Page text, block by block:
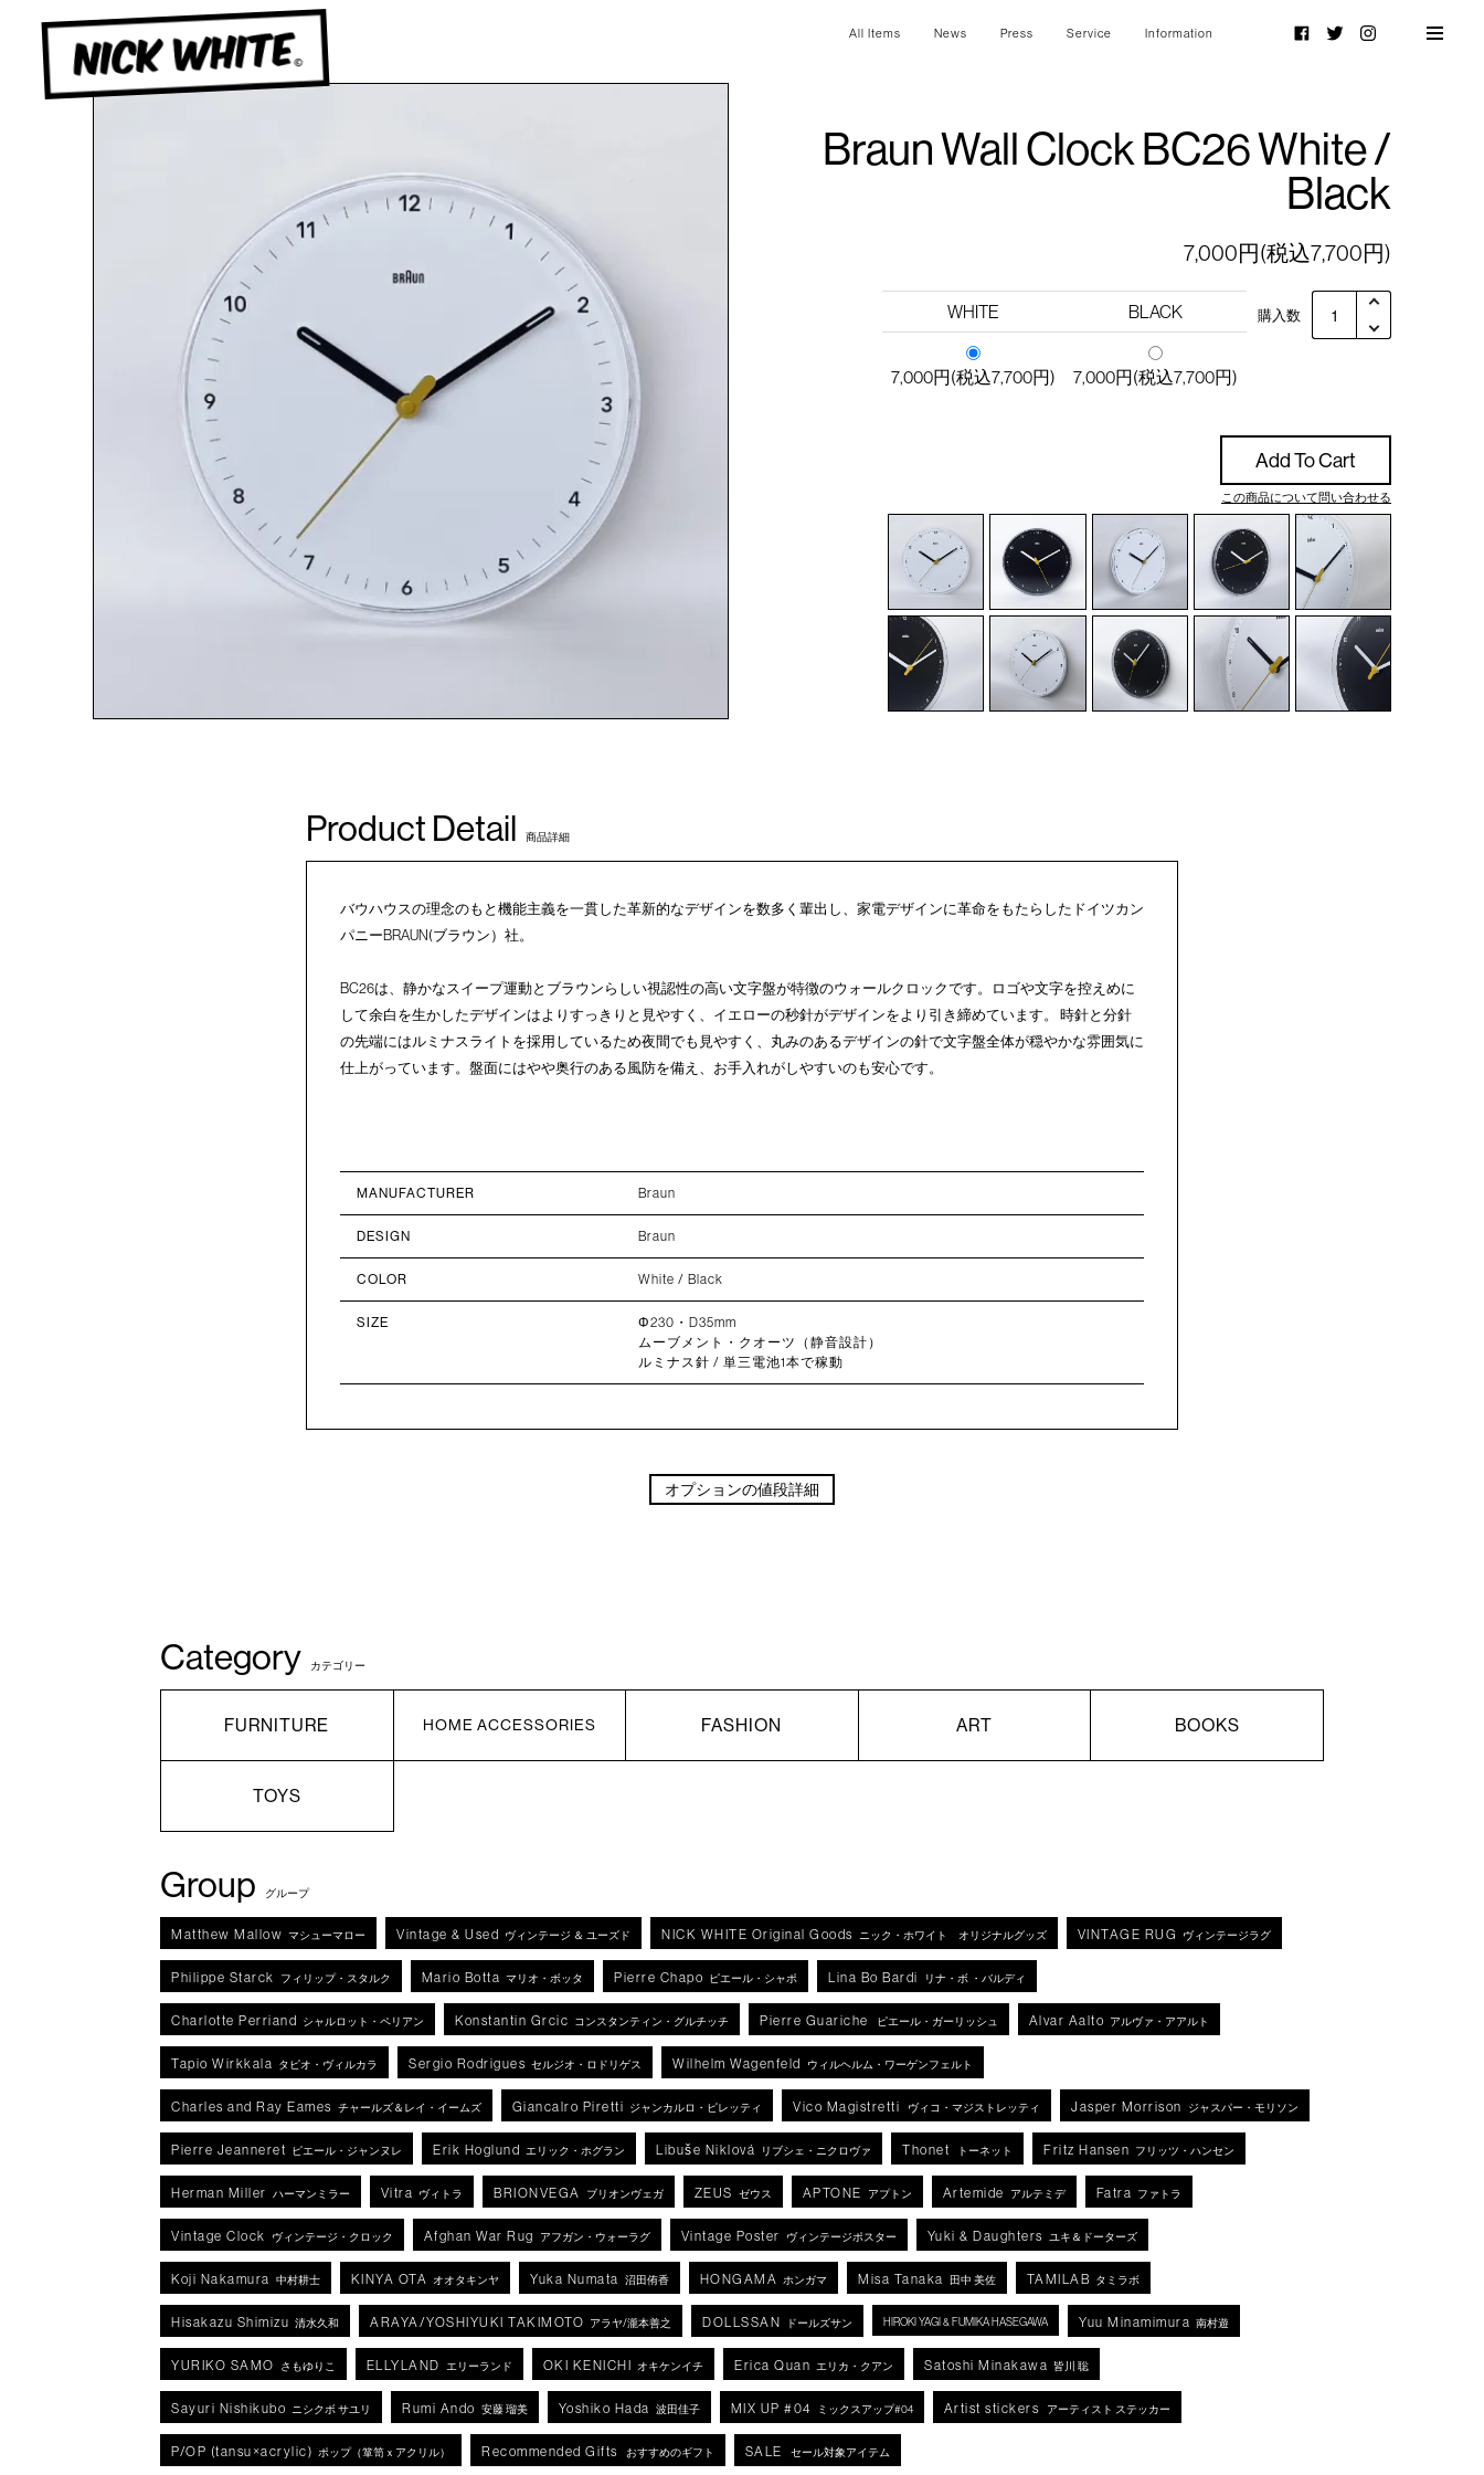
All Items News Press Service Information
Braun Wall Clock BC26 White /
Black
7,000円(税込7,700円)
WHITE BLACK
7,000円(税込7,700円) 7,000円(税込7,700円)
購入数
Add To Cart
この商品について問い合わせる
Product Detail 商品詳細
バウハウスの理念のもと機能主義を一貫した革新的なデザインを数多く輩出し、家電デザインに革命をもたらしたドイツカン
パニーBRAUN(ブラウン）社。
BC26は、静かなスイープ運動とブラウンらしい視認性の高い文字盤が特徴のウォールクロックです。ロゴや文字を控えめに
して余白を生かしたデザインはよりすっきりと見やすく、イエローの秒針がデザインをより引き締めています。 時針と分針
の先端にはルミナスライトを採用しているため夜間でも見やすく、丸みのあるデザインの針で文字盤全体が穏やかな雰囲気に
仕上がっています。盤面にはやや奥行のある風防を備え、お手入れがしやすいのも安心です。
MANUFACTURER Braun
DESIGN Braun
COLOR White / Black
SIZE
Φ230・D35mm
ムーブメント・クオーツ（静音設計）
ルミナス針 / 単三電池1本で稼動
オプションの値段詳細
Category カテゴリー
FURNITURE HOME ACCESSORIES FASHION ART BOOKS
TOYS
Group グループ
Matthew Mallow マシューマロー Vintage & Used ヴィンテージ ＆ ユーズド NICK WHITE Original Goods ニック・ホワイト オリジナルグッズ VINTAGE RUG ヴィンテージラグ
Philippe Starck フィリップ・スタルク Mario Botta マリオ・ボッタ Pierre Chapo ピエール・シャポ Lina Bo Bardi リナ・ボ ・バルディ
Charlotte Perriand シャルロット・ペリアン Konstantin Grcic コンスタンティン・グルチッチ Pierre Guariche ピエール・ガーリッシュ Alvar Aalto アルヴァ・アアルト
Tapio Wirkkala タピオ・ヴィルカラ Sergio Rodrigues セルジオ・ロドリゲス Wilhelm Wagenfeld ウィルヘルム・ワーゲンフェルト
Charles and Ray Eames チャールズ＆レイ・イームズ Giancalro Piretti ジャンカルロ・ピレッティ Vico Magistretti ヴィコ・マジストレッティ Jasper Morrison ジャスパー・モリソン
Pierre Jeanneret ピエール・ジャンヌレ Erik Hoglund エリック・ホグラン Libuše Niklová リブシェ・ニクロヴァ Thonet トーネット Fritz Hansen フリッツ・ハンセン
Herman Miller ハーマンミラー Vitra ヴィトラ BRIONVEGA ブリオンヴェガ ZEUS ゼウス APTONE アプトン Artemide アルテミデ Fatra ファトラ
Vintage Clock ヴィンテージ・クロック Afghan War Rug アフガン・ウォーラグ Vintage Poster ヴィンテージポスター Yuki & Daughters ユキ＆ドーターズ
Koji Nakamura 中村耕士 KINYA OTA オオタキンヤ Yuka Numata 沼田侑香 HONGAMA ホンガマ Misa Tanaka 田中 美佐 TAMILAB タミラボ
Hisakazu Shimizu 清水久和 ARAYA/YOSHIYUKI TAKIMOTO アラヤ/瀧本善之 DOLLSSAN ドールズサン HIROKI YAGI & FUMIKA HASEGAWA Yuu Minamimura 南村遊
YURIKO SAMO さもゆりこ ELLYLAND エリーランド OKI KENICHI オキケンイチ Erica Quan エリカ・クアン Satoshi Minakawa 皆川 聡
Sayuri Nishikubo ニシクボ サユリ Rumi Ando 安藤 瑠美 Yoshiko Hada 波田佳子 MIX UP #04 ミックスアップ#04 Artist stickers アーティスト ステッカー
P/OP (tansu×acrylic) ポップ（箪笥ｘアクリル） Recommended Gifts おすすめのギフト SALE セール対象アイテム